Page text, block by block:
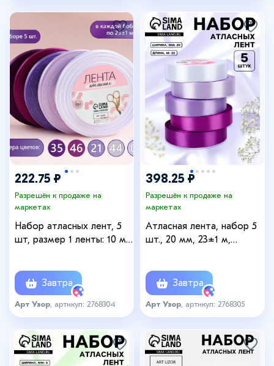
222.75 ₽
Разрешён к продаже на
маркетах
Набор атласных лент, 5
шт, размер 1 ленты: 10 мм
Завтра
Арт Узор , артикул: 2768304
398.25 ₽
Разрешён к продаже на
маркетах
Атласная лента, набор 5
шт., 20 мм, 23±1 м,
Завтра
Арт Узор , артикул: 2768305